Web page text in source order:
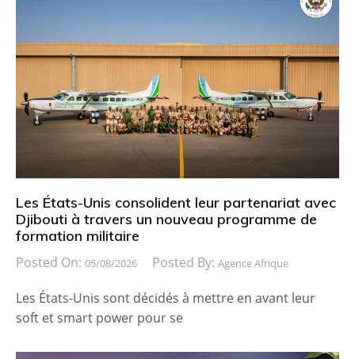
Les États-Unis consolident leur partenariat avec
Djibouti à travers un nouveau programme de
formation militaire
Posted On: 05/08/2026 Posted By: Agence Afrique
Les États-Unis sont décidés à mettre en avant leur
soft et smart power pour se